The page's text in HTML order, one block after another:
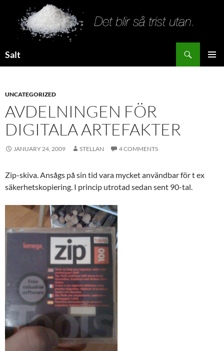
Salt
UNCATEGORIZED
AVDELNINGEN FÖR
DIGITALA ARTEFAKTER
JANUARY 24, 2009 STELLAN 4 COMMENTS
Zip-skiva. Ansågs på sin tid vara mycket användbar för t ex
säkerhetskopiering. I princip utrotad sedan sent 90-tal.